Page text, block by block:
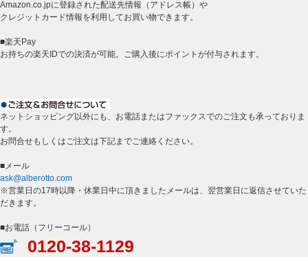
Amazon.co.jpに登録された配送先情報（アドレス帳）や
クレジットカード情報を利用してお買い物できます。
■楽天Pay
お持ちの楽天IDでの決済が可能。ご購入後にポイントが付与されます。
ネットショッピング以外にも、お電話またはファックスでのご注文も承っておりま
す。
お問合せもしくはご注文は下記までご連絡ください。
■メール
ask@alberotto.com
※営業日の17時以降・休業日中に頂きましたメールは、翌営業日に返信させていた
だきます。
■お電話（フリーコール）
0120-38-1129